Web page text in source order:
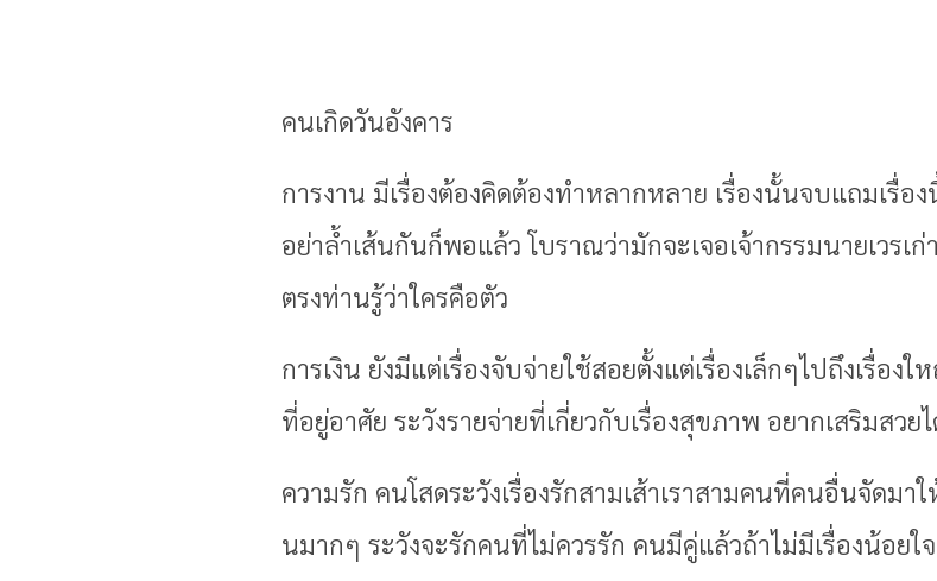
คนเกิดวันอังคาร
การงาน มีเรื่องต้องคิดต้องทำหลากหลาย เรื่องนั้นจบแถมเรื่อ
อย่าล้ำเส้นกันก็พอแล้ว โบราณว่ามักจะเจอเจ้ากรรมนายเวรเ
ตรงท่านรู้ว่าใครคือตัว
การเงิน ยังมีแต่เรื่องจับจ่ายใช้สอยตั้งแต่เรื่องเล็กๆไปถึงเรื่อ
ที่อยู่อาศัย ระวังรายจ่ายที่เกี่ยวกับเรื่องสุขภาพ อยากเสริมสว
ความรัก คนโสดระวังเรื่องรักสามเส้าเราสามคนที่คนอื่นจัดมา
นมากๆ ระวังจะรักคนที่ไม่ควรรัก คนมีคู่แล้วถ้าไม่มีเรื่องน้อย